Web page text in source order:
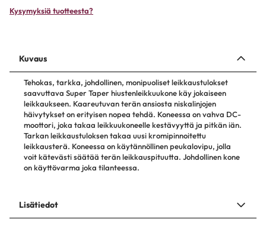
Kysymyksiä tuotteesta?
Kuvaus
Tehokas, tarkka, johdollinen, monipuoliset leikkaustulokset
saavuttava Super Taper hiustenleikkuukone käy jokaiseen
leikkaukseen. Kaareutuvan terän ansiosta niskalinjojen
häivytykset on erityisen nopea tehdä. Koneessa on vahva DC-
moottori, joka takaa leikkuukoneelle kestävyyttä ja pitkän iän.
Tarkan leikkaustuloksen takaa uusi kromipinnoitettu
leikkausterä. Koneessa on käytännöllinen peukalovipu, jolla
voit kätevästi säätää terän leikkauspituutta. Johdollinen kone
on käyttövarma joka tilanteessa.
Lisätiedot